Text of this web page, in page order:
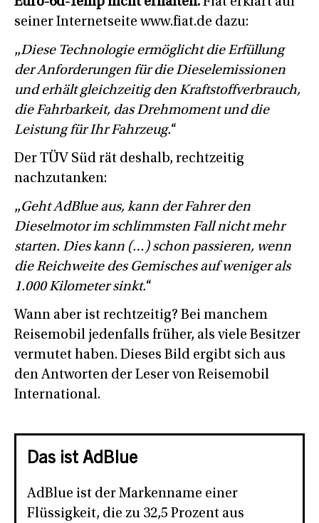
seiner Internetseite www.fiat.de dazu:
„Diese Technologie ermöglicht die Erfüllung
der Anforderungen für die Dieselemissionen
und erhält gleichzeitig den Kraftstoffverbrauch,
die Fahrbarkeit, das Drehmoment und die
Leistung für Ihr Fahrzeug.“
Der TÜV Süd rät deshalb, rechtzeitig
nachzutanken:
„Geht AdBlue aus, kann der Fahrer den
Dieselmotor im schlimmsten Fall nicht mehr
starten. Dies kann (…) schon passieren, wenn
die Reichweite des Gemisches auf weniger als
1.000 Kilometer sinkt.“
Wann aber ist rechtzeitig? Bei manchem
Reisemobil jedenfalls früher, als viele Besitzer
vermutet haben. Dieses Bild ergibt sich aus
den Antworten der Leser von Reisemobil
International.
Das ist AdBlue
AdBlue ist der Markenname einer
Flüssigkeit, die zu 32,5 Prozent aus